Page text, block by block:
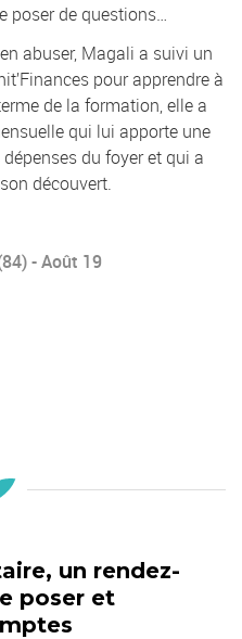
poser de questions…
abuser, Magali a suivi un
pour apprendre à
de la formation, elle a
qui lui apporte une
du foyer et qui a
découvert.
- Août 19
un rendez-
poser et